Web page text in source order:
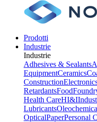
Prodotti
Industrie
Industrie
Adhesives & Sealants
EquipmentCeramics
Construction
RetardantsFood
Health CareHI&I
Lubricants
OpticalPaperPersonal